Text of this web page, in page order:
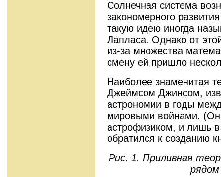
Солнечная система
закономерного
такую идею иногда
Лапласа. Однако от
из-за множества
смену ей пришло
Наиболее знаменитая
Джеймсом Джинсом,
астрономии в годы
мировыми войнами.
астрофизиком, и лишь
обратился к созданию
Рис. 1. Приливная